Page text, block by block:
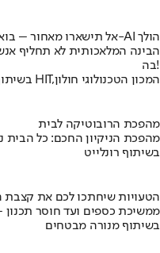
אל תישארו מאחור – בואו לגלות לאן ה-AI הולך
הבינה המלאכותית לא תחליף
בה!
בשיתוף HIT,המכון הטכנולוגי חולון
מהפכת הרובוטיקה לבית
מהפכת הניקיון החכם: כל הבית
בשיתוף רונלייט
הטעויות שיחתכו לכם את קצבת
ממשיכת כספים ועד חוסר
בשיתוף מנורה מבטחים